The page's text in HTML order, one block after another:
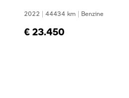
2022 | 44434 km | Benzine
€ 23.450